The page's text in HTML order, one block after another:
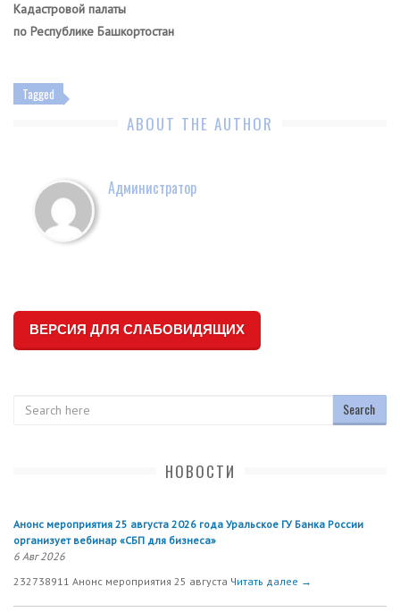
Кадастровой палаты
по Республике Башкортостан
Tagged
ABOUT THE AUTHOR
Администратор
ВЕРСИЯ ДЛЯ СЛАБОВИДЯЩИХ
НОВОСТИ
Анонс мероприятия 25 августа 2026 года Уральское ГУ Банка России
организует вебинар «СБП для бизнеса»
6 Авг 2026
232738911 Анонс мероприятия 25 августа Читать далее →